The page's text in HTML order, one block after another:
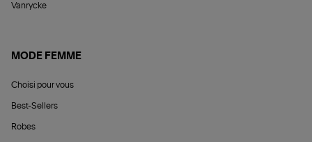
Vanrycke
MODE FEMME
Choisi pour vous
Best-Sellers
Robes